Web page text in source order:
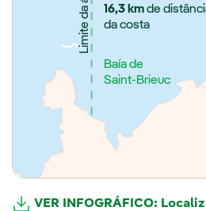
16,3 kmde
da costa
Baía de
Saint-Brieuc
VER INFOGRÁFICO: